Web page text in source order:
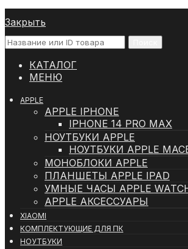
Закрыть
КАТАЛОГ
МЕНЮ
APPLE
APPLE IPHONE
IPHONE 14 PRO MAX
НОУТБУКИ APPLE
НОУТБУКИ APPLE
МОНОБЛОКИ APPLE
ПЛАНШЕТЫ APPLE IPAD
УМНЫЕ ЧАСЫ APPLE
APPLE АКСЕССУАРЫ
XIAOMI
КОМПЛЕКТУЮЩИЕ ДЛЯ ПК
НОУТБУКИ